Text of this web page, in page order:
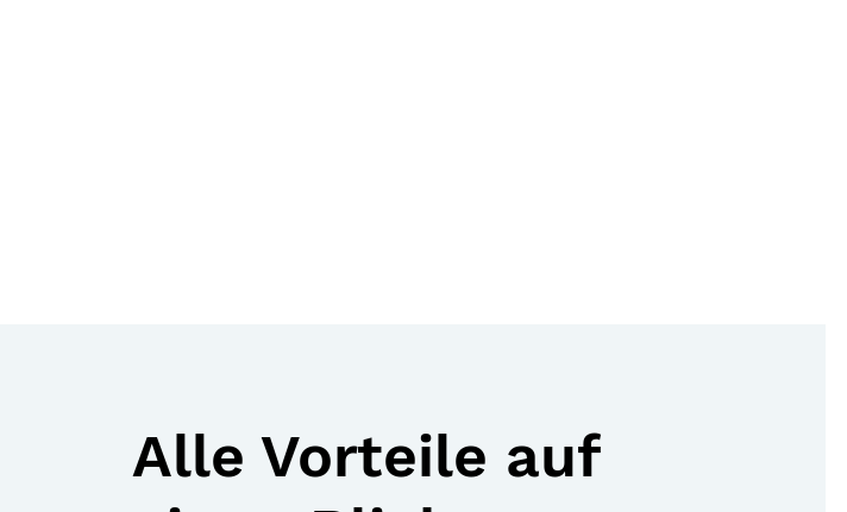
Alle Vorteile auf